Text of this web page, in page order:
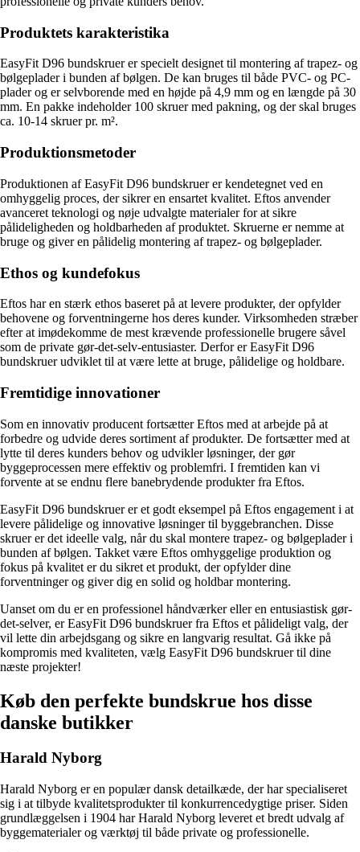
Produktets karakteristika
EasyFit D96 bundskruer er specielt designet til montering af trapez- og
bølgeplader i bunden af bølgen. De kan bruges til både PVC- og PC-
plader og er selvborende med en højde på 4,9 mm og en længde på 30
mm. En pakke indeholder 100 skruer med pakning, og der skal bruges
ca. 10-14 skruer pr. m².
Produktionsmetoder
Produktionen af EasyFit D96 bundskruer er kendetegnet ved en
omhyggelig proces, der sikrer en ensartet kvalitet. Eftos anvender
avanceret teknologi og nøje udvalgte materialer for at sikre
pålideligheden og holdbarheden af produktet. Skruerne er nemme at
bruge og giver en pålidelig montering af trapez- og bølgeplader.
Ethos og kundefokus
Eftos har en stærk ethos baseret på at levere produkter, der opfylder
behovene og forventningerne hos deres kunder. Virksomheden stræber
efter at imødekomme de mest krævende professionelle brugere såvel
som de private gør-det-selv-entusiaster. Derfor er EasyFit D96
bundskruer udviklet til at være lette at bruge, pålidelige og holdbare.
Fremtidige innovationer
Som en innovativ producent fortsætter Eftos med at arbejde på at
forbedre og udvide deres sortiment af produkter. De fortsætter med at
lytte til deres kunders behov og udvikler løsninger, der gør
byggeprocessen mere effektiv og problemfri. I fremtiden kan vi
forvente at se endnu flere banebrydende produkter fra Eftos.
EasyFit D96 bundskruer er et godt eksempel på Eftos engagement i at
levere pålidelige og innovative løsninger til byggebranchen. Disse
skruer er det ideelle valg, når du skal montere trapez- og bølgeplader i
bunden af bølgen. Takket være Eftos omhyggelige produktion og
fokus på kvalitet er du sikret et produkt, der opfylder dine
forventninger og giver dig en solid og holdbar montering.
Uanset om du er en professionel håndværker eller en entusiastisk gør-
det-selver, er EasyFit D96 bundskruer fra Eftos et pålideligt valg, der
vil lette din arbejdsgang og sikre en langvarig resultat. Gå ikke på
kompromis med kvaliteten, vælg EasyFit D96 bundskruer til dine
næste projekter!
Køb den perfekte bundskrue hos disse
danske butikker
Harald Nyborg
Harald Nyborg er en populær dansk detailkæde, der har specialiseret
sig i at tilbyde kvalitetsprodukter til konkurrencedygtige priser. Siden
grundlæggelsen i 1904 har Harald Nyborg leveret et bredt udvalg af
byggematerialer og værktøj til både private og professionelle.